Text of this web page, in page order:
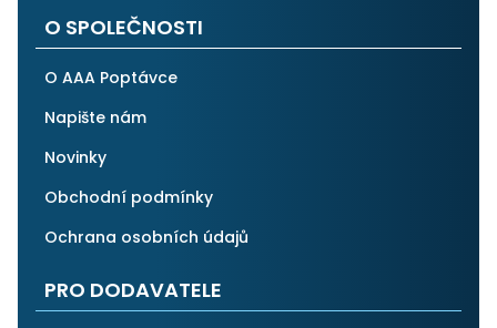
O SPOLEČNOSTI
O AAA Poptávce
Napište nám
Novinky
Obchodní podmínky
Ochrana osobních údajů
PRO DODAVATELE